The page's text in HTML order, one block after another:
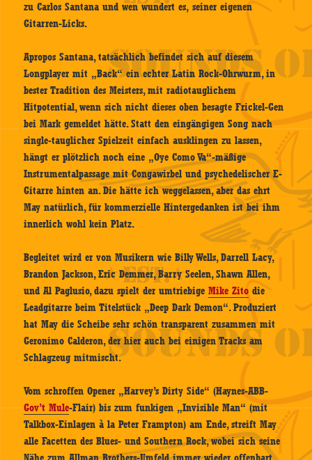
zu Carlos Santana und wen wundert es, seiner eigenen
Gitarren-Licks.
Apropos Santana, tatsächlich befindet sich auf diesem
Longplayer mit „Back“ ein echter Latin Rock-Ohrwurm, in
bester Tradition des Meisters, mit radiotauglichem
Hitpotential, wenn sich nicht dieses oben besagte Frickel-Gen
bei Mark gemeldet hätte. Statt den eingängigen Song nach
single-tauglicher Spielzeit einfach ausklingen zu lassen,
hängt er plötzlich noch eine „Oye Como Va“-mäßige
Instrumentalpassage mit Congawirbel und psychedelischer E-
Gitarre hinten an. Die hätte ich weggelassen, aber das ehrt
May natürlich, für kommerzielle Hintergedanken ist bei ihm
innerlich wohl kein Platz.
Begleitet wird er von Musikern wie Billy Wells, Darrell Lacy,
Brandon Jackson, Eric Demmer, Barry Seelen, Shawn Allen,
und Al Paglusio, dazu spielt der umtriebigeMike Zito die
Leadgitarre beim Titelstück „Deep Dark Demon“. Produziert
hat May die Scheibe sehr schön transparent zusammen mit
Geronimo Calderon, der hier auch bei einigen Tracks am
Schlagzeug mitmischt.
Vom schroffen Opener „Harvey’s Dirty Side“ (Haynes-ABB-
Gov’t Mule-Flair) bis zum funkigen „Invisible Man“ (mit
Talkbox-Einlagen à la Peter Frampton) am Ende, streift May
alle Facetten des Blues- und Southern Rock, wobei sich seine